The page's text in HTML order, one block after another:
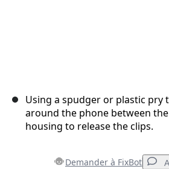
Using a spudger or plastic pry
around the phone between
housing to release the clips.
Demander à FixBot